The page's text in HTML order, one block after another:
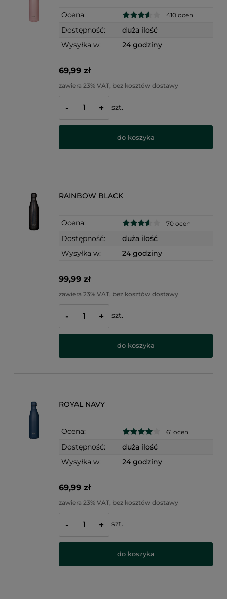
Ocena: 410 ocen
Dostępność:
duża ilość
Wysyłka w:
24 godziny
69,99 zł
zawiera 23% VAT, bez kosztów dostawy
- + szt.
do koszyka
RAINBOW BLACK
Ocena: 70 ocen
Dostępność:
duża ilość
Wysyłka w:
24 godziny
99,99 zł
zawiera 23% VAT, bez kosztów dostawy
- + szt.
do koszyka
ROYAL NAVY
Ocena: 61 ocen
Dostępność:
duża ilość
Wysyłka w:
24 godziny
69,99 zł
zawiera 23% VAT, bez kosztów dostawy
- + szt.
do koszyka